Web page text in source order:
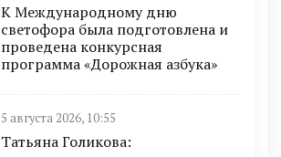
К Международному дню
светофора была подготовлена и
проведена конкурсная
программа «Дорожная азбука»
5 августа 2026, 10:55
Татьяна Голикова: